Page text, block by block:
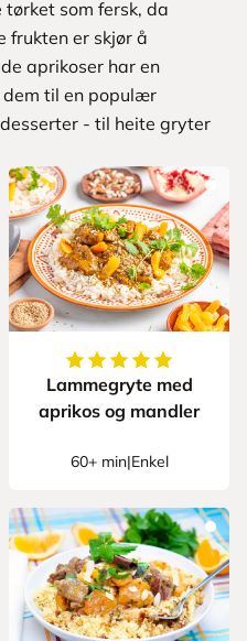
som fersk, da
frukten er skjør å
aprikoser har en
dem til en populær
- til heite gryter
5av5stjerner
Lammegryte med
aprikos og mandler
60+ min|Enkel